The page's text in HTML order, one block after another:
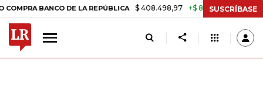
DE LA REPÚBLICA $ 408.498,97 +$ 8.753,81 +2,19% TASA
SUSCRÍBASE